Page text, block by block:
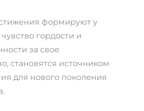
формируют у
гордости и
за свое
становятся источником
для нового поколения